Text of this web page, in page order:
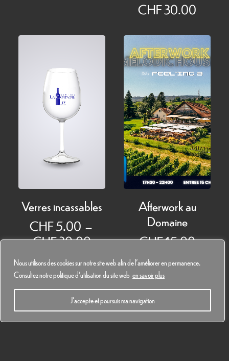
Nous utilisons des cookies sur notre site web afin de l'améliorer en permanence.
Consultez notre politique d'utilisation du site web en savoir plus
J'accepte et poursuis ma navigation
CHF 24.60
CHF 147.60
CHF30.00
Verres incassables
CHF5.00 –
CHF30.00Plage
prix :
CHF 5.00
à
CHF 30.00
Afterwork au
Domaine
CHF15.00
French